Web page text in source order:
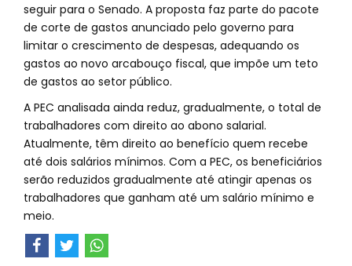
seguir para o Senado. A proposta faz parte do pacote
de corte de gastos anunciado pelo governo para
limitar o crescimento de despesas, adequando os
gastos ao novo arcabouço fiscal, que impõe um teto
de gastos ao setor público.
A PEC analisada ainda reduz, gradualmente, o total de
trabalhadores com direito ao abono salarial.
Atualmente, têm direito ao benefício quem recebe
até dois salários mínimos. Com a PEC, os beneficiários
serão reduzidos gradualmente até atingir apenas os
trabalhadores que ganham até um salário mínimo e
meio.